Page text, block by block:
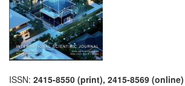
ISSN: 2415-8550 (print), 2415-8569 (online)